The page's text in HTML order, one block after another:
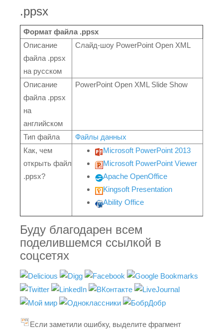
.ppsx
Формат файла .ppsx
Описание
файла .ppsx
на русском
Слайд-шоу PowerPoint Open XML
Описание
файла .ppsx
на
английском
PowerPoint Open XML Slide Show
Тип файла
Файлы данных
Как, чем
открыть файл
.ppsx?
Microsoft PowerPoint 2013
Microsoft PowerPoint Viewer
Apache OpenOffice
Kingsoft Presentation
Ability Office
Буду благодарен всем
поделившемся ссылкой в
соцсетях
Если заметили ошибку, выделите фрагмент